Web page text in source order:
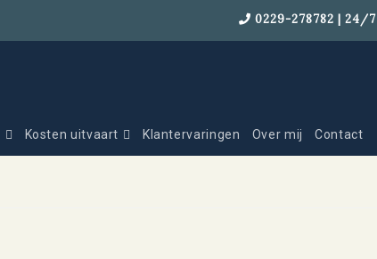
0229-278782 | 24/7
Kosten uitvaart Klantervaringen Over mij Contact